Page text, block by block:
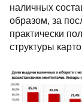
наличных
образом, за
практически
структуры